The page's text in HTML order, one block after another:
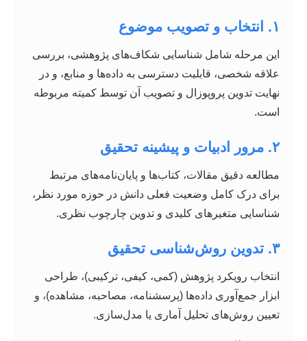
۱. انتخاب و تصویب موضوع
این مرحله شامل شناسایی شکاف‌های پژوهشی، بررسی
علاقه شخصی، قابلیت دسترسی به داده‌ها و منابع، و در
نهایت تدوین پروپوزال و تصویب آن توسط کمیته مربوطه
است.
۲. مرور ادبیات و پیشینه تحقیق
مطالعه دقیق مقالات، کتاب‌ها و پایان‌نامه‌های مرتبط
برای درک کامل وضعیت فعلی دانش در حوزه مورد نظر،
شناسایی متغیرهای کلیدی و تدوین چارچوب نظری.
۳. تدوین روش‌شناسی تحقیق
انتخاب رویکرد پژوهش (کمی، کیفی، ترکیبی)، طراحی
ابزار جمع‌آوری داده‌ها (پرسشنامه، مصاحبه، مشاهده)، و
تعیین روش‌های تحلیل آماری یا مدل‌سازی.